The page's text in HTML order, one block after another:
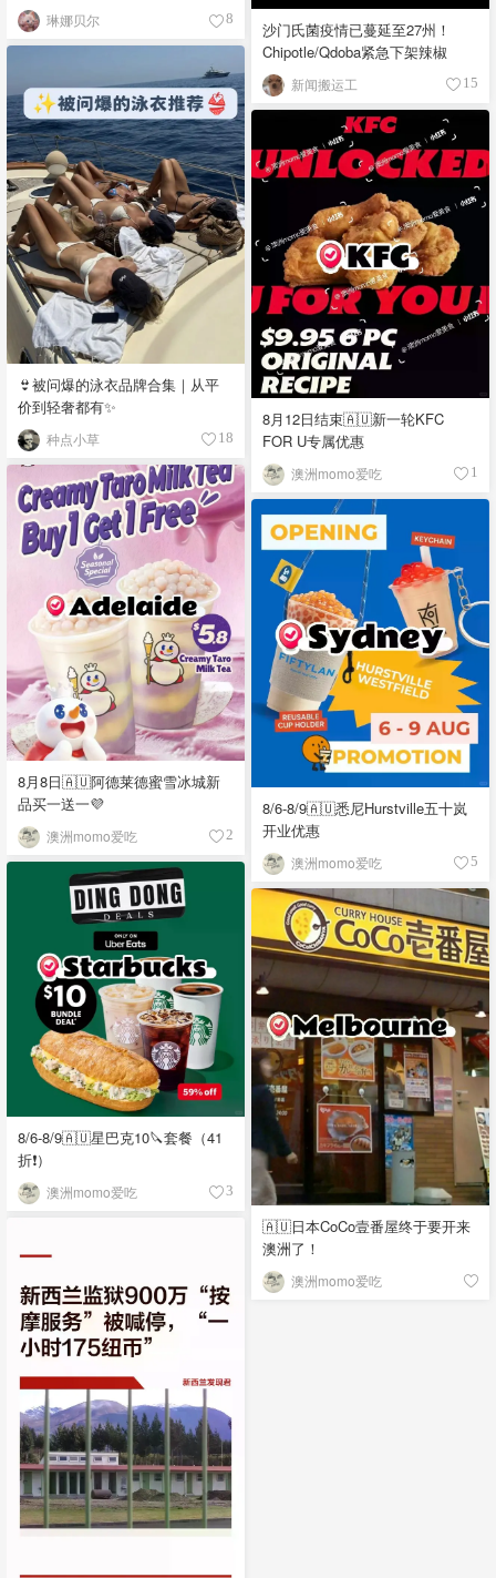
琳娜贝尔 8
沙门氏菌疫情已蔓延至27州！
Chipotle/Qdoba紧急下架辣椒
新闻搬运工 15
👙被问爆的泳衣品牌合集｜从平
价到轻奢都有✨
种点小草 18
8月12日结束🇦🇺新一轮KFC
FOR U专属优惠
澳洲momo爱吃 1
8月8日🇦🇺阿德莱德蜜雪冰城新
品买一送一💜
澳洲momo爱吃 2
8/6-8/9🇦🇺悉尼Hurstville五十岚
开业优惠
澳洲momo爱吃 5
8/6-8/9🇦🇺星巴克10🔪套餐（41
折❗）
澳洲momo爱吃 3
🇦🇺日本CoCo壹番屋终于要开来
澳洲了！
澳洲momo爱吃